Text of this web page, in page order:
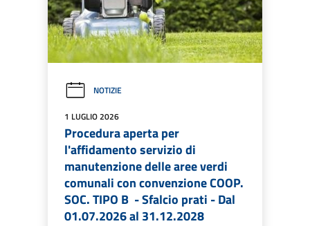
NOTIZIE
1 LUGLIO 2026
Procedura aperta per
l'affidamento servizio di
manutenzione delle aree verdi
comunali con convenzione COOP.
SOC. TIPO B - Sfalcio prati - Dal
01.07.2026 al 31.12.2028